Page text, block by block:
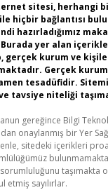
sitesi, herhangi
hiçbir bağlantısı
hazırladığımız
Burada yer alan
gerçek kurum ve
Gerçek
tesadüfidir.
tavsiye niteliği
gereğince Bilgi
onaylanmış bir Yer
sitedeki içerikleri
taşımakta
etmiş sayılırlar.